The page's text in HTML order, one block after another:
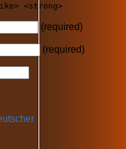
<strong>
(required)
(required)